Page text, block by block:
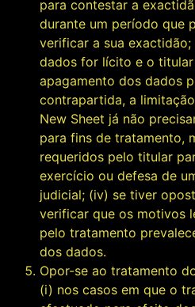
para contestar a
durante um período que
verificar a sua
dados for lícito e o
apagamento dos dados
contrapartida, a
New Sheet já não
para fins de tratamento,
requeridos pelo titular
exercício ou defesa de
judicial; (iv) se tiver
verificar que os motivos
pelo tratamento
dos dados.
Opor-se ao tratamento
(i) nos casos em que o